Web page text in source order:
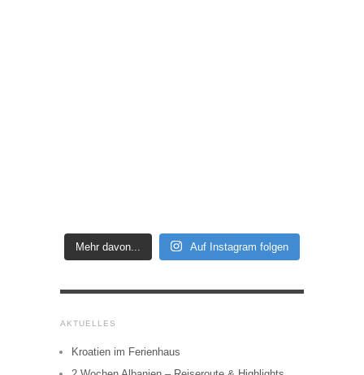
Mehr davon... Auf Instagram folgen
AKTUELLES
Kroatien im Ferienhaus